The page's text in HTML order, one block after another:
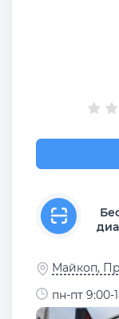
Майкоп,
пн-пт 9:00-